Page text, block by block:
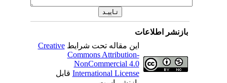
بازنشر اطلاعات
این مقاله تحت شرایطCreative
Commons Attribution-
NonCommercial 4.0
International Licenseقابل